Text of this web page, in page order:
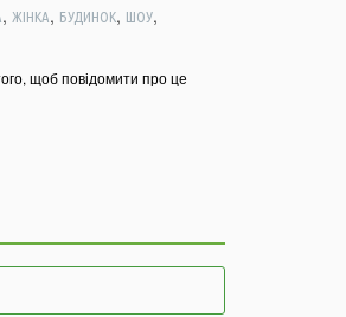
, ЖІНКА, БУДИНОК, ШОУ,
щоб повідомити про це